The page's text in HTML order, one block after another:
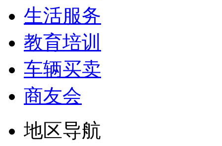
生活服务
教育培训
车辆买卖
商友会
地区导航